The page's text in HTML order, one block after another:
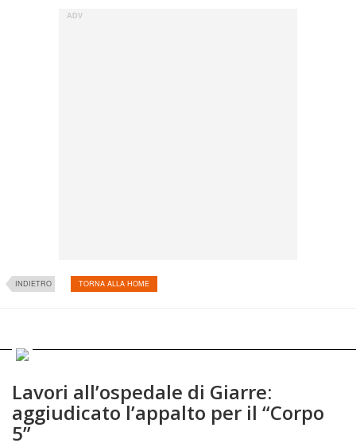
INDIETRO TORNA ALLA HOME
Lavori all’ospedale di Giarre:
aggiudicato l’appalto per il “Corpo
5”